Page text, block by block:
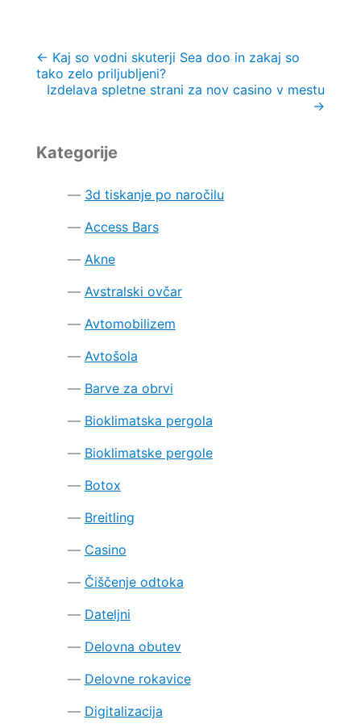
Navigacija
prispevka
← Kaj so vodni skuterji Sea doo in zakaj so
tako zelo priljubljeni?
Izdelava spletne strani za nov casino v mestu
→
Kategorije
3d tiskanje po naročilu
Access Bars
Akne
Avstralski ovčar
Avtomobilizem
Avtošola
Barve za obrvi
Bioklimatska pergola
Bioklimatske pergole
Botox
Breitling
Casino
Čiščenje odtoka
Dateljni
Delovna obutev
Delovne rokavice
Digitalizacija